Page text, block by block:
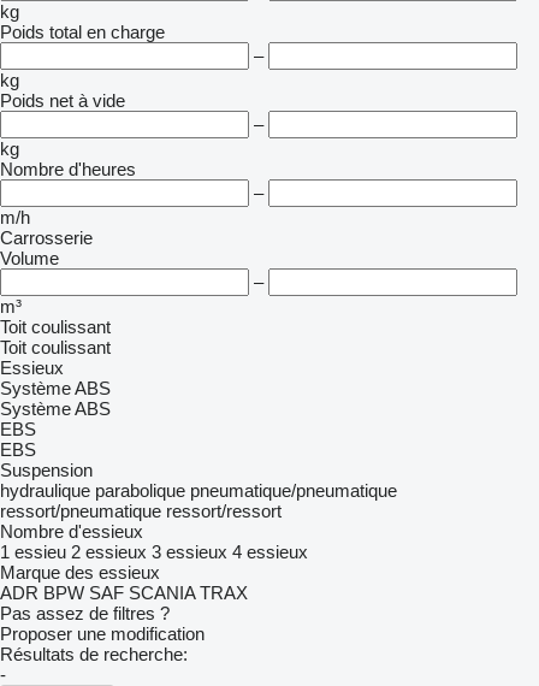
kg
Poids total en charge
–
kg
Poids net à vide
–
kg
Nombre d'heures
–
m/h
Carrosserie
Volume
–
m³
Toit coulissant
Toit coulissant
Essieux
Système ABS
Système ABS
EBS
EBS
Suspension
hydraulique parabolique pneumatique/pneumatique
ressort/pneumatique ressort/ressort
Nombre d'essieux
1 essieu 2 essieux 3 essieux 4 essieux
Marque des essieux
ADR BPW SAF SCANIA TRAX
Pas assez de filtres ?
Proposer une modification
Résultats de recherche:
-